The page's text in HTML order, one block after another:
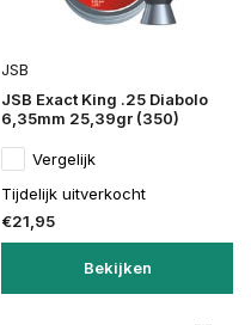
JSB
JSB Exact King .25 Diabolo
6,35mm 25,39gr (350)
Vergelijk
Tijdelijk uitverkocht
€21,95
Bekijken